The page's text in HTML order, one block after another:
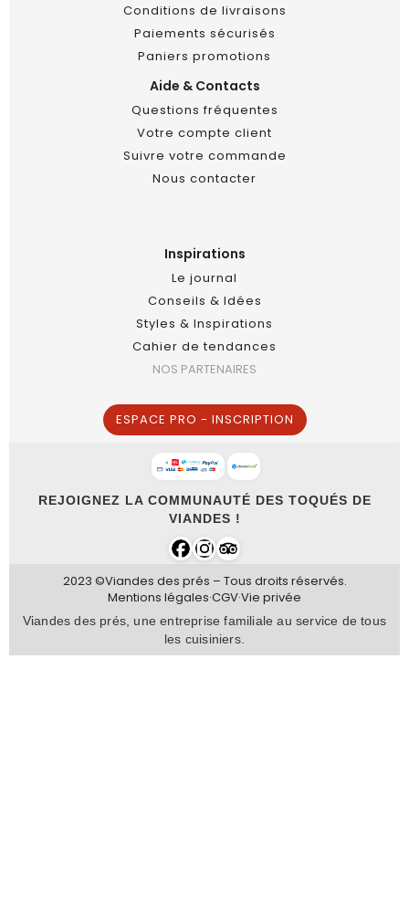
Conditions de livraisons
Paiements sécurisés
Paniers promotions
Aide & Contacts
Questions fréquentes
Votre compte client
Suivre votre commande
Nous contacter
Inspirations
Le journal
Conseils & Idées
Styles & Inspirations
Cahier de tendances
NOS PARTENAIRES
ESPACE PRO - INSCRIPTION
REJOIGNEZ LA COMMUNAUTÉ DES TOQUÉS DE
VIANDES !
2023 ©Viandes des prés – Tous droits réservés.
Mentions légales·CGV·Vie privée
Viandes des prés, une entreprise familiale au service de tous
les cuisiniers.